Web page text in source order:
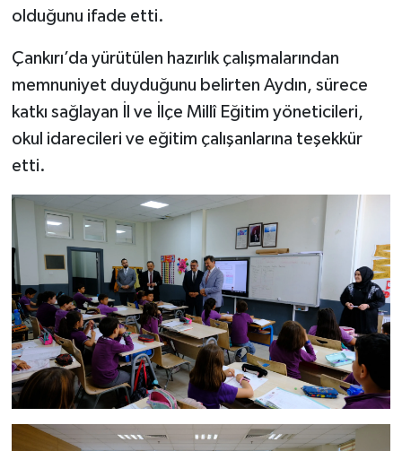
olduğunu ifade etti.
Çankırı’da yürütülen hazırlık çalışmalarından
memnuniyet duyduğunu belirten Aydın, sürece
katkı sağlayan İl ve İlçe Millî Eğitim yöneticileri,
okul idarecileri ve eğitim çalışanlarına teşekkür
etti.